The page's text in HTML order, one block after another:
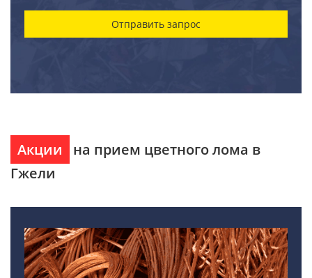
Акции
на прием цветного лома в
Гжели